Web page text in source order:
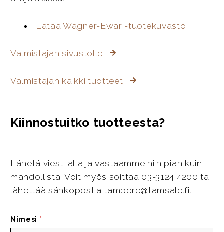
Lataa Wagner-Ewar -tuotekuvasto
Valmistajan sivustolle
Valmistajan kaikki tuotteet
Kiinnostuitko tuotteesta?
Lähetä viesti alla ja vastaamme niin pian kuin
mahdollista. Voit myös soittaa 03-3124 4200 tai
lähettää sähköpostia tampere@tamsale.fi.
Nimesi *